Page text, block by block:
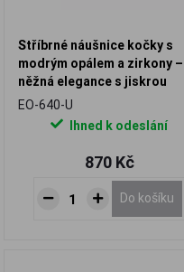
Stříbrné náušnice kočky s
modrým opálem a zirkony –
něžná elegance s jiskrou
EO-640-U
Ihned k odeslání
870 Kč
Do košíku